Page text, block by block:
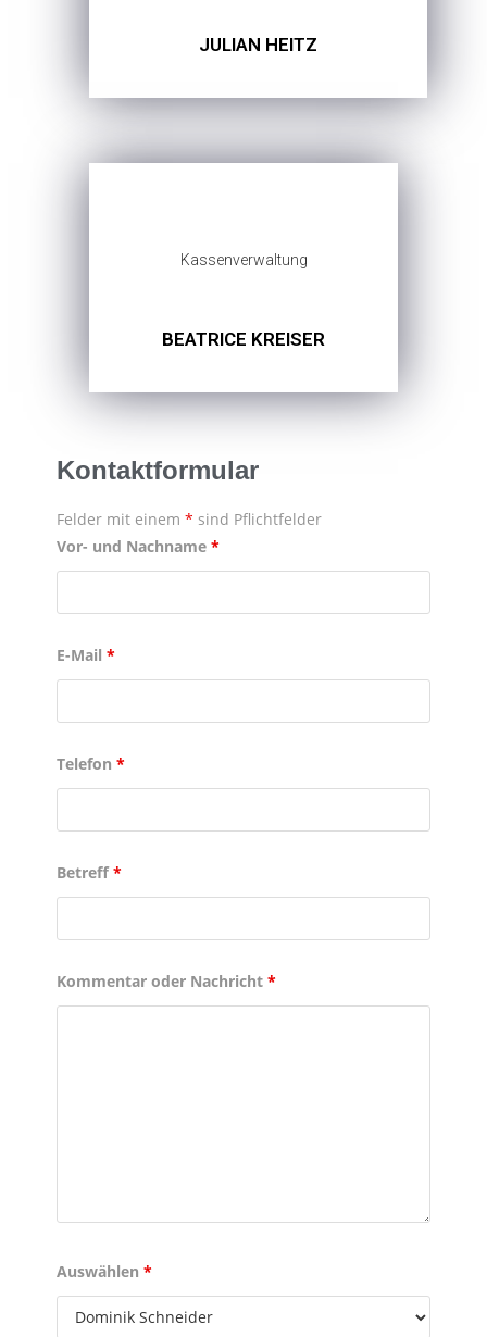
JULIAN HEITZ
Kassenverwaltung
BEATRICE KREISER
Kontaktformular
Felder mit einem* sind Pflichtfelder
Vor- und Nachname*
E-Mail*
Telefon*
Betreff*
Kommentar oder Nachricht*
Auswählen*